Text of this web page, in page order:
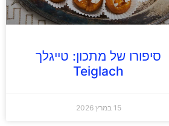
סיפורו של מתכון: טייגלך
Teiglach
15 במרץ 2026